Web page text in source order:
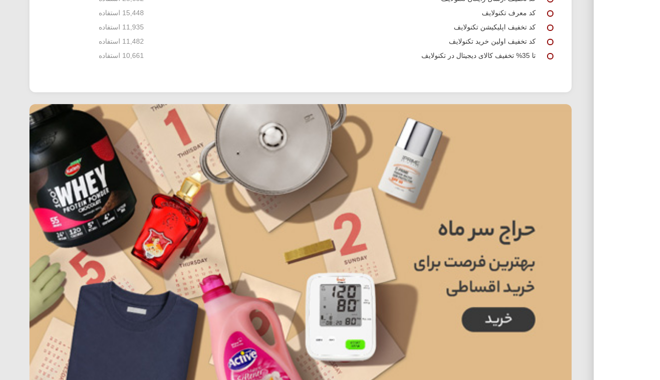
کد معرف تکنولایف
15,448 استفاده
کد تخفیف اپلیکیشن تکنولایف
11,935 استفاده
کد تخفیف اولین خرید تکنولایف
11,482 استفاده
تا 35% تخفیف کالای دیجیتال در تکنولایف
10,661 استفاده